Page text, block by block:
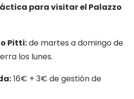
para visitar el Palazzo
Pitti:de martes a domingo de
los lunes.
16€ + 3€ de gestión de